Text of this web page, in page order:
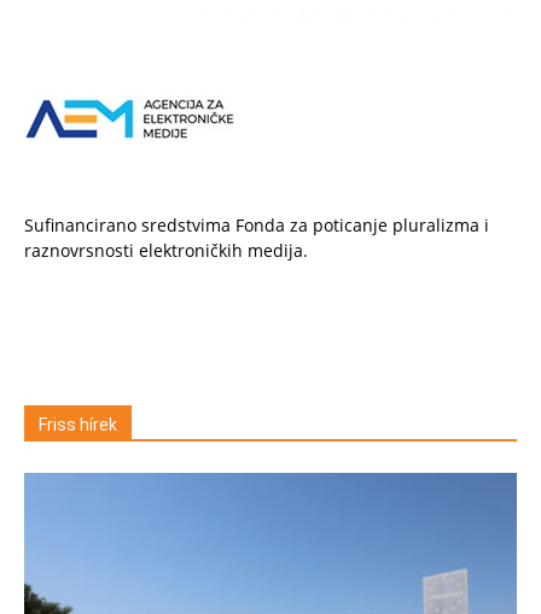
Sufinancirano sredstvima Fonda za poticanje pluralizma i
raznovrsnosti elektroničkih medija.
Friss hírek